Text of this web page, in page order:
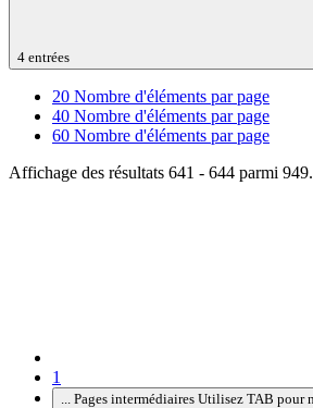
4 entrées
20 Nombre d'éléments par page
40 Nombre d'éléments par page
60 Nombre d'éléments par page
Affichage des résultats 641 - 644 parmi 949.
1
Pages intermédiaires Utilisez TAB pour